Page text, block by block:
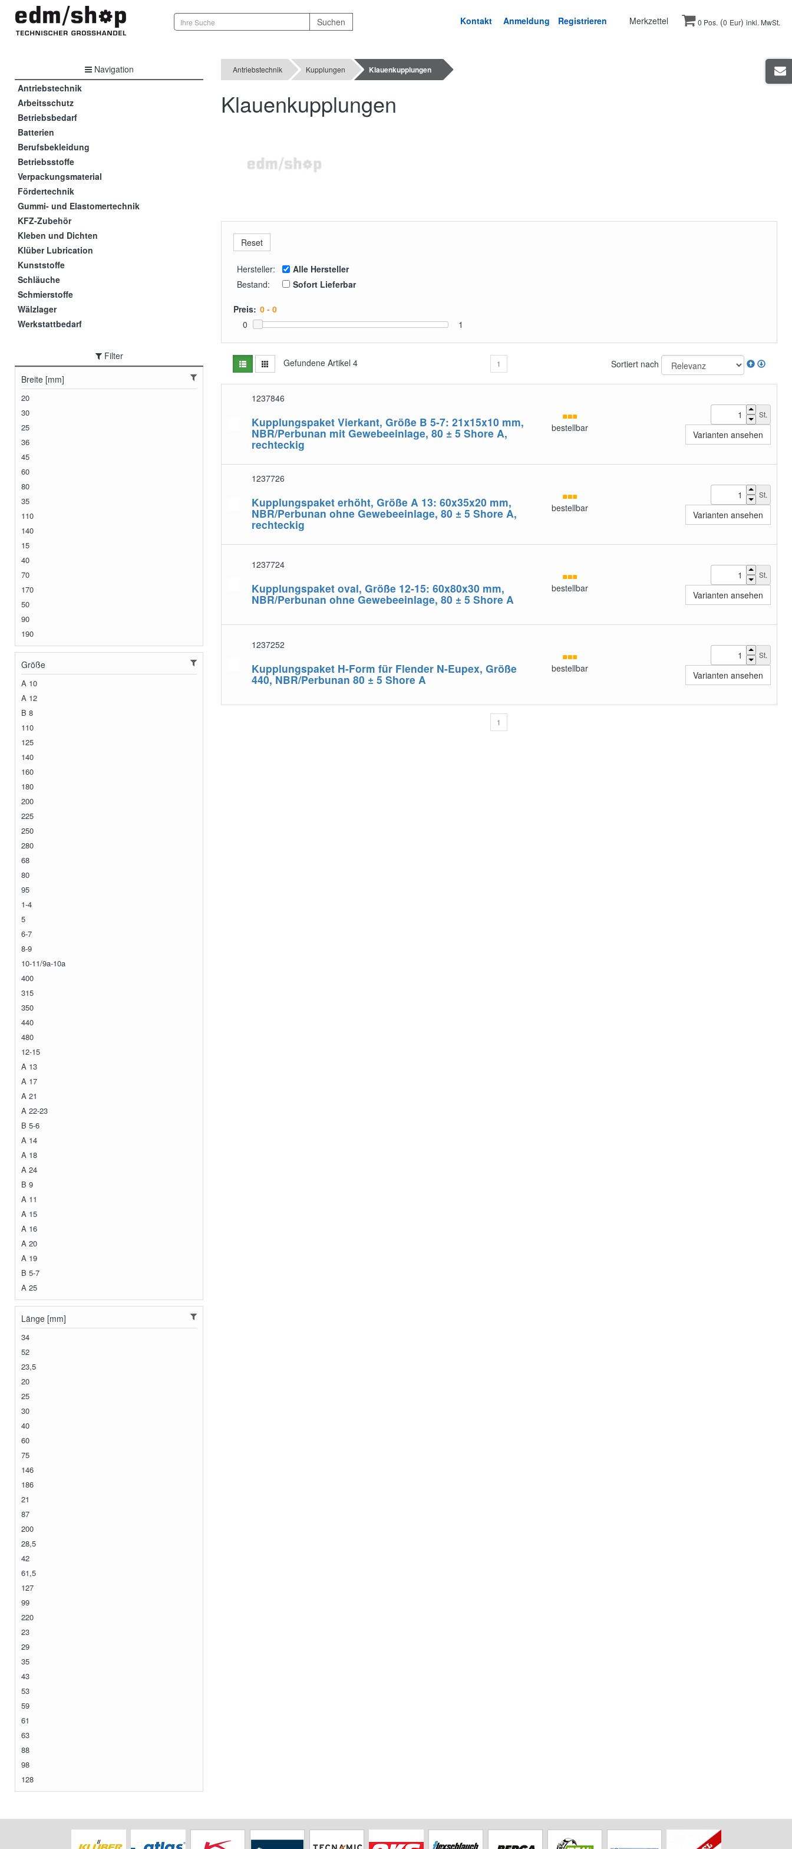
Kontakt Anmeldung Registrieren Merkzettel 0 Pos. (0 Eur) inkl. MwSt.
Navigation
Antriebstechnik
Arbeitsschutz
Betriebsbedarf
Batterien
Berufsbekleidung
Betriebsstoffe
Verpackungsmaterial
Fördertechnik
Gummi- und Elastomertechnik
KFZ-Zubehör
Kleben und Dichten
Klüber Lubrication
Kunststoffe
Schläuche
Schmierstoffe
Wälzlager
Werkstattbedarf
Filter
Breite [mm]
20
30
25
36
45
60
80
35
110
140
15
40
70
170
50
90
190
Größe
A 10
A 12
B 8
110
125
140
160
180
200
225
250
280
68
80
95
1-4
5
6-7
8-9
10-11/9a-10a
400
315
350
440
480
12-15
A 13
A 17
A 21
A 22-23
B 5-6
A 14
A 18
A 24
B 9
A 11
A 15
A 16
A 20
A 19
B 5-7
A 25
Länge [mm]
34
52
23,5
20
25
30
40
60
75
146
186
21
87
200
28,5
42
61,5
127
99
220
23
29
35
43
53
59
61
63
88
98
128
Antriebstechnik Kupplungen Klauenkupplungen
Klauenkupplungen
Hersteller:
Alle Hersteller
Bestand:
Sofort Lieferbar
Preis:
0
1
Gefundene Artikel 4 1 Sortiert nach
1237846
Kupplungspaket Vierkant, Größe B 5-7: 21x15x10 mm,
NBR/Perbunan mit Gewebeeinlage, 80 ± 5 Shore A,
rechteckig
bestellbar
St.
Varianten ansehen
1237726
Kupplungspaket erhöht, Größe A 13: 60x35x20 mm,
NBR/Perbunan ohne Gewebeeinlage, 80 ± 5 Shore A,
rechteckig
bestellbar
St.
Varianten ansehen
1237724
Kupplungspaket oval, Größe 12-15: 60x80x30 mm,
NBR/Perbunan ohne Gewebeeinlage, 80 ± 5 Shore A
bestellbar
St.
Varianten ansehen
1237252
Kupplungspaket H-Form für Flender N-Eupex, Größe
440, NBR/Perbunan 80 ± 5 Shore A
bestellbar
St.
Varianten ansehen
1